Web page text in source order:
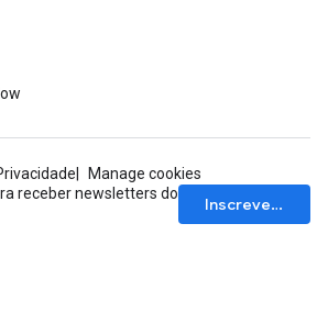
Manage cookies
receber newsletters do
Inscrever-se